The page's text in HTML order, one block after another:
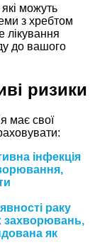
можуть
з хребтом
лікування
до вашого
ризики
має свої
інфекція
раку
захворювань,
як